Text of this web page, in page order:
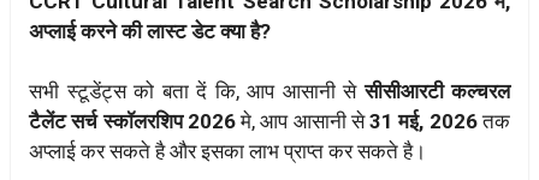
अप्लाई करने की लास्ट डेट क्या है?
सभी स्टूडेंट्स को बता दें कि, आप आसानी सेसीसीआरटी कल्चरल
टैलेंट सर्च स्कॉलरशिप 2026मे, आप आसानी से31 मई, 2026तक
अप्लाई कर सकते है और इसका लाभ प्राप्त कर सकते है।